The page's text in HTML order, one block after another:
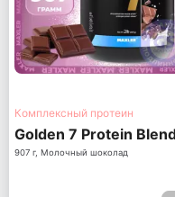
Комплексный протеин
Golden 7 Protein
907 г, Молочный шоколад